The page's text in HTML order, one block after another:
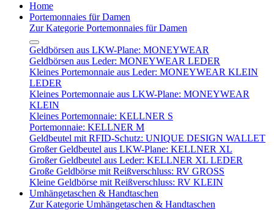
Home
Portemonnaies für Damen
Zur Kategorie Portemonnaies für Damen
Geldbörsen aus LKW-Plane: MONEYWEAR
Geldbörsen aus Leder: MONEYWEAR LEDER
Kleines Portemonnaie aus Leder: MONEYWEAR KLEIN
LEDER
Kleines Portemonnaie aus LKW-Plane: MONEYWEAR
KLEIN
Kleines Portemonnaie: KELLNER S
Portemonnaie: KELLNER M
Geldbeutel mit RFID-Schutz: UNIQUE DESIGN WALLET
Großer Geldbeutel aus LKW-Plane: KELLNER XL
Großer Geldbeutel aus Leder: KELLNER XL LEDER
Große Geldbörse mit Reißverschluss: RV GROSS
Kleine Geldbörse mit Reißverschluss: RV KLEIN
Umhängetaschen & Handtaschen
Zur Kategorie Umhängetaschen & Handtaschen